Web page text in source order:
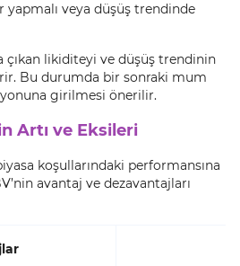
yapmalı veya düşüş trendinde
çıkan likiditeyi ve düşüş trendinin
Bu durumda bir sonraki mum
girilmesi önerilir.
Artı ve Eksileri
koşullarındaki performansına
avantaj ve dezavantajları